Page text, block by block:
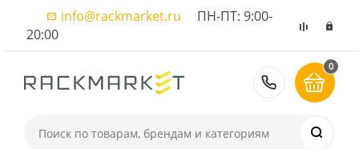
info@rackmarket.ru ПН-ПТ: 9:00-
20:00
8 (495)
0